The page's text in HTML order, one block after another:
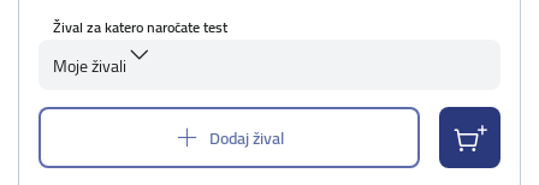
Žival za katero naročate test
Moje živali
Dodaj žival